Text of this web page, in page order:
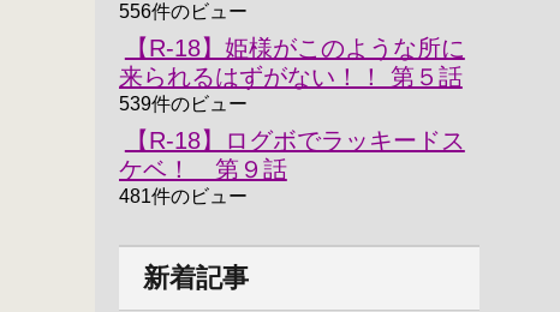
556件のビュー
【R-18】姫様がこのような所に
来られるはずがない！！ 第５話
539件のビュー
【R-18】ログボでラッキードス
ケベ！ 第９話
481件のビュー
新着記事